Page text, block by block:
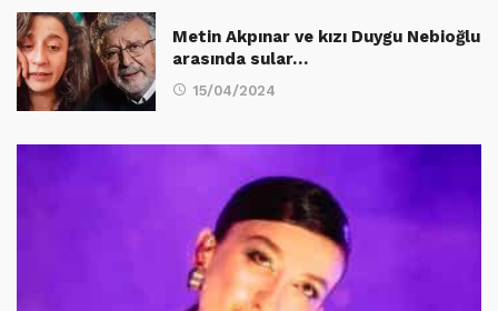
Metin Akpınar ve kızı Duygu Nebioğlu
arasında sular…
15/04/2024